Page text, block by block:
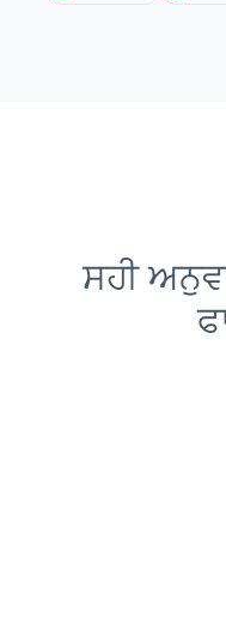
ਸਹੀ